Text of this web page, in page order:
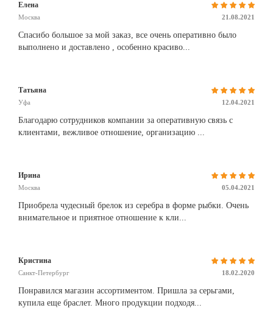
Елена
Москва 21.08.2021
Спасибо большое за мой заказ, все очень оперативно было
выполнено и доставлено , особенно красиво...
Татьяна
Уфа 12.04.2021
Благодарю сотрудников компании за оперативную связь с
клиентами, вежливое отношение, организацию ...
Ирина
Москва 05.04.2021
Приобрела чудесный брелок из серебра в форме рыбки. Очень
внимательное и приятное отношение к кли...
Кристина
Санкт-Петербург 18.02.2020
Понравился магазин ассортиментом. Пришла за серьгами,
купила еще браслет. Много продукции подходя...